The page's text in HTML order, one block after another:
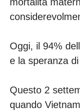
Oggi, il 94%
e la speranza
Questo 2
quando